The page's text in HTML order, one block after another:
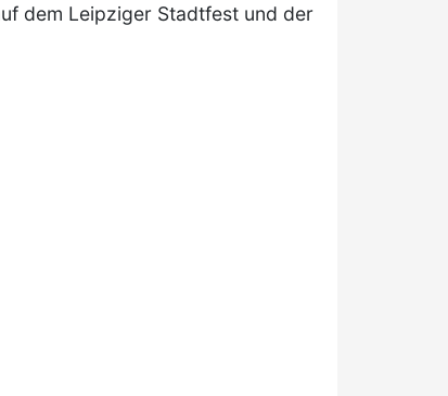
dem Leipziger Stadtfest und der